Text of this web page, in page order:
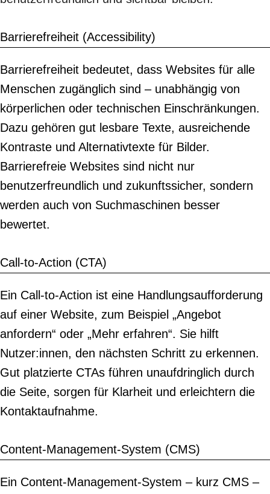
Barrierefreiheit (Accessibility)
Barrierefreiheit bedeutet, dass Websites für alle
Menschen zugänglich sind – unabhängig von
körperlichen oder technischen Einschränkungen.
Dazu gehören gut lesbare Texte, ausreichende
Kontraste und Alternativtexte für Bilder.
Barrierefreie Websites sind nicht nur
benutzerfreundlich und zukunftssicher, sondern
werden auch von Suchmaschinen besser
bewertet.
Call-to-Action (CTA)
Ein Call-to-Action ist eine Handlungsaufforderung
auf einer Website, zum Beispiel „Angebot
anfordern“ oder „Mehr erfahren“. Sie hilft
Nutzer:innen, den nächsten Schritt zu erkennen.
Gut platzierte CTAs führen unaufdringlich durch
die Seite, sorgen für Klarheit und erleichtern die
Kontaktaufnahme.
Content-Management-System (CMS)
Ein Content-Management-System – kurz CMS –